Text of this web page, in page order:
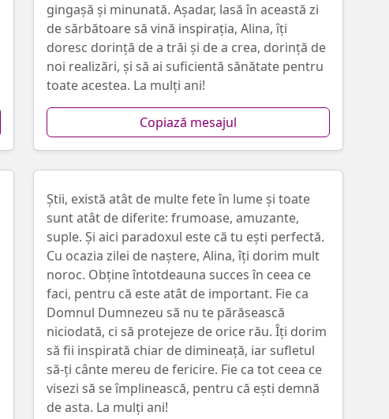
gingaşă și minunată. Așadar, lasă în această zi
de sărbătoare să vină inspirația, Alina, îți
doresc dorință de a trăi și de a crea, dorință de
noi realizări, şi să ai suficientă sănătate pentru
toate acestea. La mulți ani!
Copiază mesajul
Știi, există atât de multe fete în lume și toate
sunt atât de diferite: frumoase, amuzante,
suple. Și aici paradoxul este că tu ești perfectă.
Cu ocazia zilei de naştere, Alina, îţi dorim mult
noroc. Obţine întotdeauna succes în ceea ce
faci, pentru că este atât de important. Fie ca
Domnul Dumnezeu să nu te părăsească
niciodată, ci să protejeze de orice rău. Îţi dorim
să fii inspirată chiar de dimineaţă, iar sufletul
să-ţi cânte mereu de fericire. Fie ca tot ceea ce
visezi să se împlinească, pentru că eşti demnă
de asta. La mulţi ani!